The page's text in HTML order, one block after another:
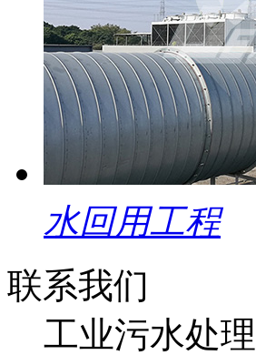
水回用工程
联系我们
工业污水处